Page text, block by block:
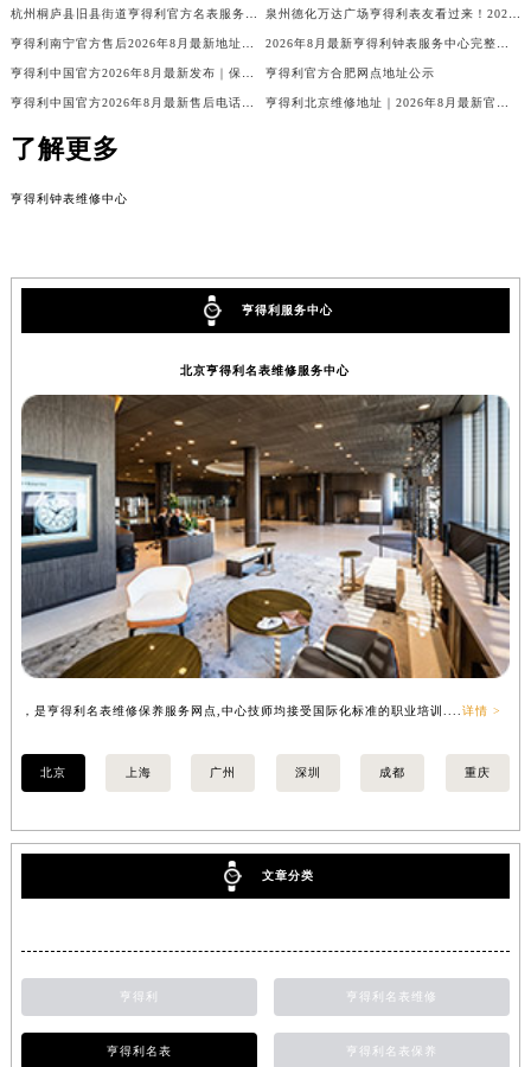
杭州桐庐县旧县街道亨得利官方名表服务中心电话公示（2026年8月最新） 泉州德化万达广场亨得利表友看过来！2026年8月最新客服热线，授权维修点电话全告诉你！
亨得利南宁官方售后2026年8月最新地址曝光！地王大厦12楼需预约，客服热线别打错！ 2026年8月最新亨得利钟表服务中心完整地址与客服热线实地考察报告多信源验证
亨得利中国官方2026年8月最新发布｜保养维修周期+原装表带+表镜更换+客服指南 亨得利官方合肥网点地址公示
亨得利中国官方2026年8月最新售后电话热线及网点地址权威通告 亨得利北京维修地址｜2026年8月最新官方售后网点信息公示与维修保养服务公告
了解更多
亨得利钟表维修中心
亨得利服务中心
北京亨得利名表维修服务中心
，是亨得利名表维修保养服务网点,中心技师均接受国际化标准的职业培训....详情 >
北京 上海 广州 深圳 成都 重庆
文章分类
亨得利 亨得利名表维修
亨得利名表 亨得利名表保养